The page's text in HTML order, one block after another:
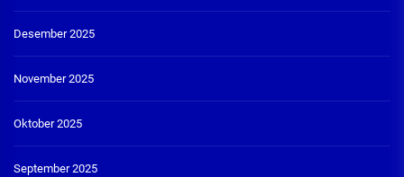
Desember 2025
November 2025
Oktober 2025
September 2025